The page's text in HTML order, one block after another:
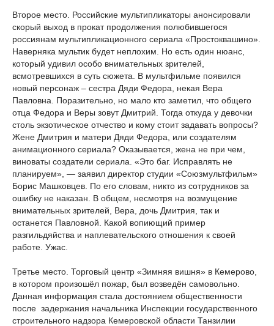
Второе место. Российские мультипликаторы анонсировали
скорый выход в прокат продолжения полюбившегося
россиянам мультипликационного сериала «Простоквашино».
Наверняка мультик будет неплохим. Но есть один нюанс,
который удивил особо внимательных зрителей,
всмотревшихся в суть сюжета. В мультфильме появился
новый персонаж – сестра Дяди Федора, некая Вера
Павловна. Поразительно, но мало кто заметил, что общего
отца Федора и Веры зовут Дмитрий. Тогда откуда у девочки
столь экзотическое отчество и кому стоит задавать вопросы?
Жене Дмитрия и матери Дяди Федора, или создателям
анимационного сериала? Оказывается, жена не при чем,
виноваты создатели сериала. «Это баг. Исправлять не
планируем», — заявил директор студии «Союзмультфильм»
Борис Машковцев. По его словам, никто из сотрудников за
ошибку не наказан. В общем, несмотря на возмущение
внимательных зрителей, Вера, дочь Дмитрия, так и
останется Павловной. Какой вопиющий пример
разгильдяйства и наплевательского отношения к своей
работе. Ужас.
Третье место. Торговый центр «Зимняя вишня» в Кемерово,
в котором произошёл пожар, был возведён самовольно.
Данная информация стала достоянием общественности
после задержания начальника Инспекции государственного
строительного надзора Кемеровской области Танзилии